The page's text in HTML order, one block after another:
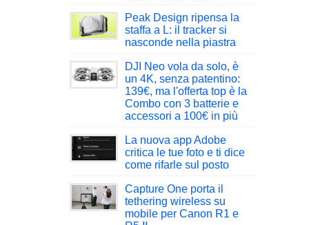
Peak Design ripensa la
staffa a L: il tracker si
nasconde nella piastra
DJI Neo vola da solo, è
un 4K, senza patentino:
139€, ma l'offerta top è la
Combo con 3 batterie e
accessori a 100€ in più
La nuova app Adobe
critica le tue foto e ti dice
come rifarle sul posto
Capture One porta il
tethering wireless su
mobile per Canon R1 e